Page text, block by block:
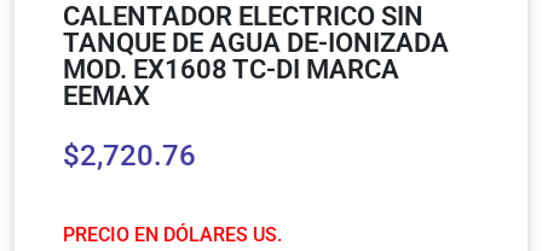
CALENTADOR ELECTRICO SIN
TANQUE DE AGUA DE-IONIZADA
MOD. EX1608 TC-DI MARCA
EEMAX
$2,720.76
PRECIO EN DÓLARES US.